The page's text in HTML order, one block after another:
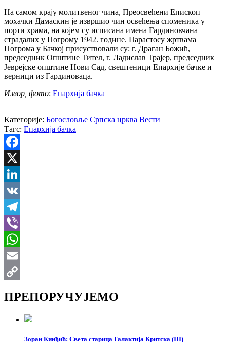
На самом крају молитвеног чина, Преосвећени Епископ
мохачки Дамаскин је извршио чин освећења споменика у
порти храма, на којем су исписана имена Гардиновчана
страдалих у Погрому 1942. године. Парастосу жртвама
Погрома у Бачкој присуствовали су: г. Драган Божић,
председник Општине Тител, г. Ладислав Трајер, председник
Јеврејске општине Нови Сад, свештеници Епархије бачке и
верници из Гардиноваца.
Извор, фото: Епархија бачка
Категорије: Богословље Српска црква Вести
Тагс: Епархија бачка
Facebook
X
LinkedIn
VK
Telegram
Viber
WhatsApp
Email
ПРЕПОРУЧУЈЕМО
Зоран Кинђић: Света старица Галактија Критска (III)